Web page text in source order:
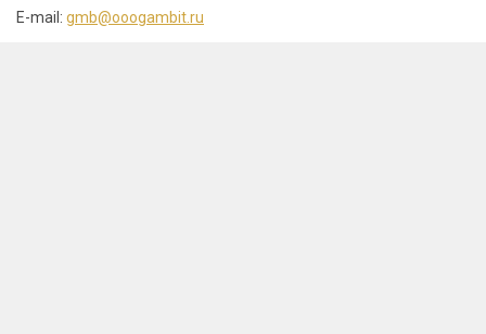
E-mail: gmb@ooogambit.ru